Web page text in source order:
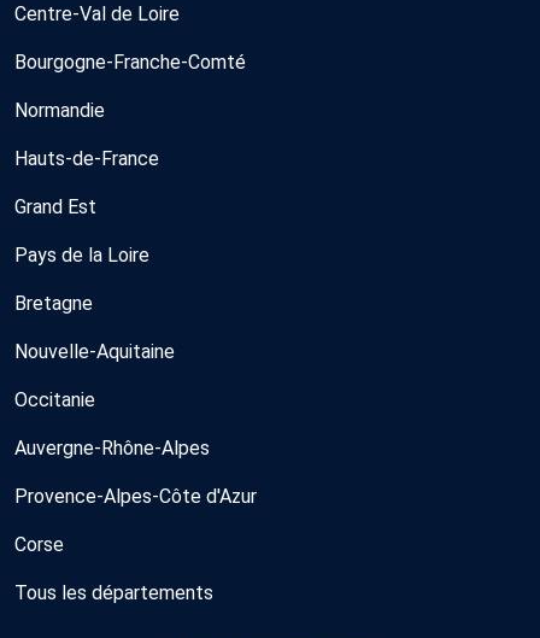
Centre-Val de Loire
Bourgogne-Franche-Comté
Normandie
Hauts-de-France
Grand Est
Pays de la Loire
Bretagne
Nouvelle-Aquitaine
Occitanie
Auvergne-Rhône-Alpes
Provence-Alpes-Côte d'Azur
Corse
Tous les départements